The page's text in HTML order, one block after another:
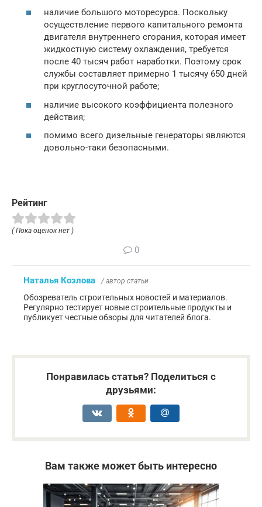
наличие большого моторесурса. Поскольку
осуществление первого капитального ремонта
двигателя внутреннего сгорания, которая имеет
жидкостную систему охлаждения, требуется
после 40 тысяч работ наработки. Поэтому срок
службы составляет примерно 1 тысячу 650 дней
при круглосуточной работе;
наличие высокого коэффициента полезного
действия;
помимо всего дизельные генераторы являются
довольно-таки безопасными.
Рейтинг
( Пока оценок нет )
0
Наталья Козлова / автор статьи
Обозреватель строительных новостей и материалов.
Регулярно тестирует новые строительные продукты и
публикует честные обзоры для читателей блога.
Понравилась статья? Поделиться с
друзьями:
Вам также может быть интересно